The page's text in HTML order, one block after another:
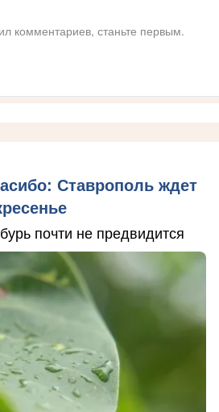
комментариев, станьте первым.
Ставрополь ждет
почти не предвидится